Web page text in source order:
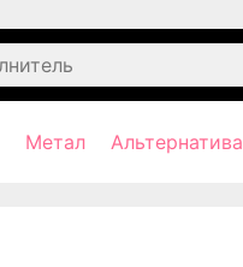
Метал Альтернатива